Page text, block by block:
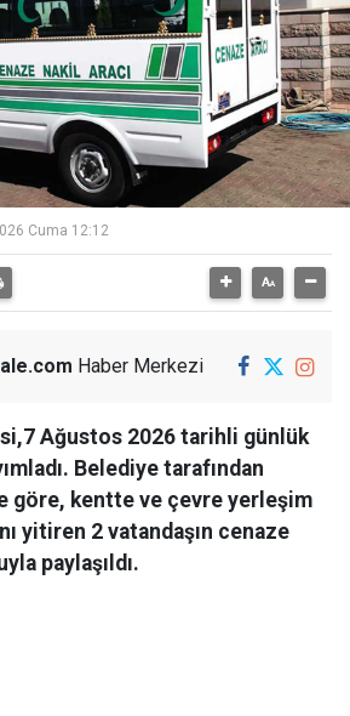
Cuma 12:12
Haber Merkezi
Ağustos 2026 tarihli günlük
Belediye tarafından
göre, kentte ve çevre yerleşim
yitiren 2 vatandaşın cenaze
paylaşıldı.